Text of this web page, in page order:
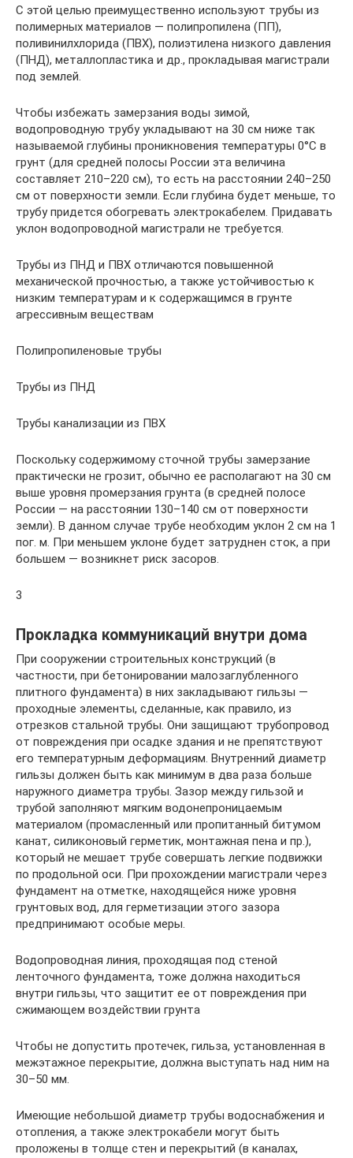
С этой целью преимущественно используют трубы из
полимерных материалов — полипропилена (ПП),
поливинилхлорида (ПВХ), полиэтилена низкого давления
(ПНД), металлопластика и др., прокладывая магистрали
под землей.
Чтобы избежать замерзания воды зимой,
водопроводную трубу укладывают на 30 см ниже так
называемой глубины проникновения температуры 0°С в
грунт (для средней полосы России эта величина
составляет 210–220 см), то есть на расстоянии 240–250
см от поверхности земли. Если глубина будет меньше, то
трубу придется обогревать электрокабелем. Придавать
уклон водопроводной магистрали не требуется.
Трубы из ПНД и ПВХ отличаются повышенной
механической прочностью, а также устойчивостью к
низким температурам и к содержащимся в грунте
агрессивным веществам
Полипропиленовые трубы
Трубы из ПНД
Трубы канализации из ПВХ
Поскольку содержимому сточной трубы замерзание
практически не грозит, обычно ее располагают на 30 см
выше уровня промерзания грунта (в средней полосе
России — на расстоянии 130–140 см от поверхности
земли). В данном случае трубе необходим уклон 2 см на 1
пог. м. При меньшем уклоне будет затруднен сток, а при
большем — возникнет риск засоров.
3
Прокладка коммуникаций внутри дома
При сооружении строительных конструкций (в
частности, при бетонировании малозаглубленного
плитного фундамента) в них закладывают гильзы —
проходные элементы, сделанные, как правило, из
отрезков стальной трубы. Они защищают трубопровод
от повреждения при осадке здания и не препятствуют
его температурным деформациям. Внутренний диаметр
гильзы должен быть как минимум в два раза больше
наружного диаметра трубы. Зазор между гильзой и
трубой заполняют мягким водонепроницаемым
материалом (промасленный или пропитанный битумом
канат, силиконовый герметик, монтажная пена и пр.),
который не мешает трубе совершать легкие подвижки
по продольной оси. При прохождении магистрали через
фундамент на отметке, находящейся ниже уровня
грунтовых вод, для герметизации этого зазора
предпринимают особые меры.
Водопроводная линия, проходящая под стеной
ленточного фундамента, тоже должна находиться
внутри гильзы, что защитит ее от повреждения при
сжимающем воздействии грунта
Чтобы не допустить протечек, гильза, установленная в
межэтажное перекрытие, должна выступать над ним на
30–50 мм.
Имеющие небольшой диаметр трубы водоснабжения и
отопления, а также электрокабели могут быть
проложены в толще стен и перекрытий (в каналах,